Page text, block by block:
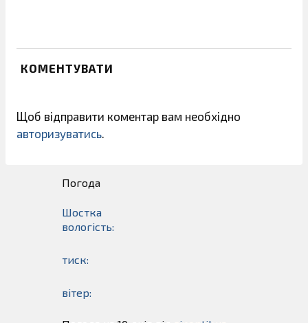
КОМЕНТУВАТИ
Щоб відправити коментар вам необхідно
авторизуватись
Погода
Шостка
вологість:
тиск:
вітер: